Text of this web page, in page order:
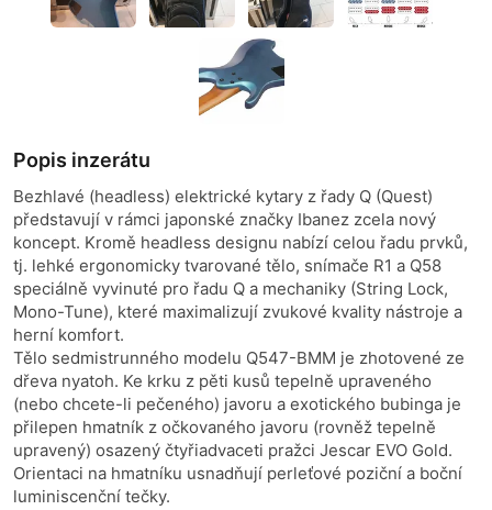
Popis inzerátu
Bezhlavé (headless) elektrické kytary z řady Q (Quest)
představují v rámci japonské značky Ibanez zcela nový
koncept. Kromě headless designu nabízí celou řadu prvků,
tj. lehké ergonomicky tvarované tělo, snímače R1 a Q58
speciálně vyvinuté pro řadu Q a mechaniky (String Lock,
Mono-Tune), které maximalizují zvukové kvality nástroje a
herní komfort.
Tělo sedmistrunného modelu Q547-BMM je zhotovené ze
dřeva nyatoh. Ke krku z pěti kusů tepelně upraveného
(nebo chcete-li pečeného) javoru a exotického bubinga je
přilepen hmatník z očkovaného javoru (rovněž tepelně
upravený) osazený čtyřiadvaceti pražci Jescar EVO Gold.
Orientaci na hmatníku usnadňují perleťové poziční a boční
luminiscenční tečky.